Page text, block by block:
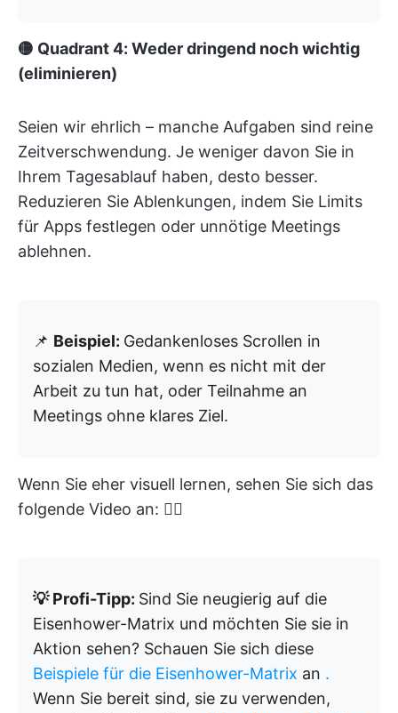
🟡 Quadrant 4: Weder dringend noch wichtig
(eliminieren)
Seien wir ehrlich – manche Aufgaben sind reine
Zeitverschwendung. Je weniger davon Sie in
Ihrem Tagesablauf haben, desto besser.
Reduzieren Sie Ablenkungen, indem Sie Limits
für Apps festlegen oder unnötige Meetings
ablehnen.
📌 Beispiel: Gedankenloses Scrollen in
sozialen Medien, wenn es nicht mit der
Arbeit zu tun hat, oder Teilnahme an
Meetings ohne klares Ziel.
Wenn Sie eher visuell lernen, sehen Sie sich das
folgende Video an: 👇🏼
💡 Profi-Tipp: Sind Sie neugierig auf die
Eisenhower-Matrix und möchten Sie sie in
Aktion sehen? Schauen Sie sich diese
Beispiele für die Eisenhower-Matrix an .
Wenn Sie bereit sind, sie zu verwenden,